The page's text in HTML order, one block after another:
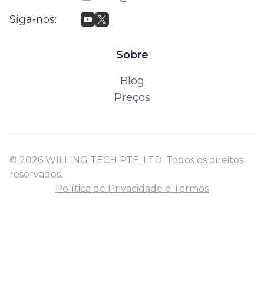
Siga‑nos:
Sobre
Blog
Preços
© 2026 WILLING TECH PTE. LTD. Todos os direitos
reservados.
Política de Privacidade e Termos